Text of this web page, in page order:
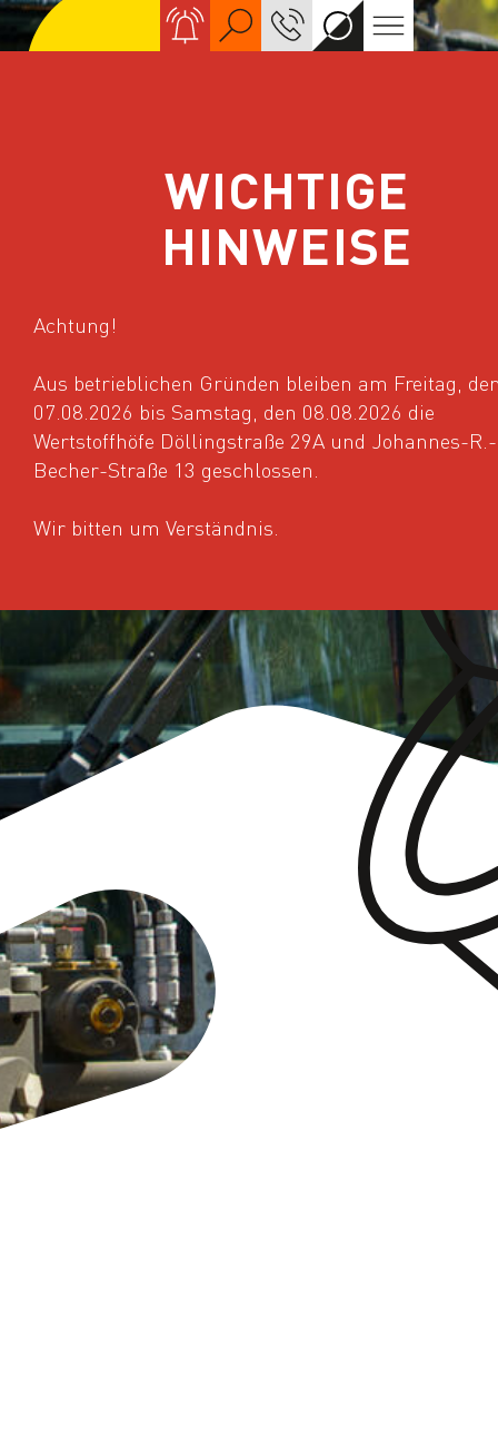
SucheKONTAKTKontrastreiche
Navigation
WICHTIGE
HINWEISE
Achtung!
Aus betrieblichen Gründen bleiben am Freitag,
07.08.2026 bis Samstag, den 08.08.2026 die
Wertstoffhöfe Döllingstraße 29A und Johannes-R.-
Becher-Straße 13 geschlossen.
Wir bitten um Verständnis.